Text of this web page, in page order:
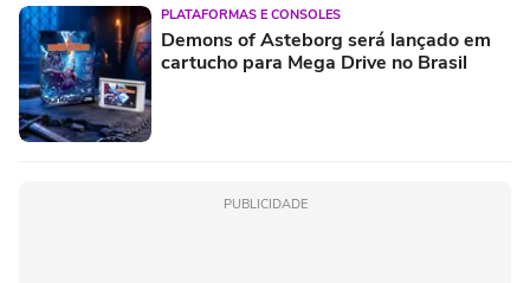
PLATAFORMAS E CONSOLES
Demons of Asteborg será lançado em
cartucho para Mega Drive no Brasil
PUBLICIDADE